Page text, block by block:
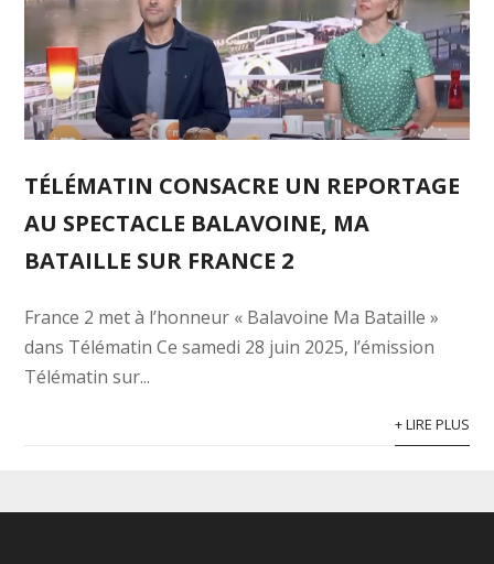
TÉLÉMATIN CONSACRE UN REPORTAGE
AU SPECTACLE BALAVOINE, MA
BATAILLE SUR FRANCE 2
France 2 met à l’honneur « Balavoine Ma Bataille »
dans Télématin Ce samedi 28 juin 2025, l’émission
Télématin sur...
+ LIRE PLUS